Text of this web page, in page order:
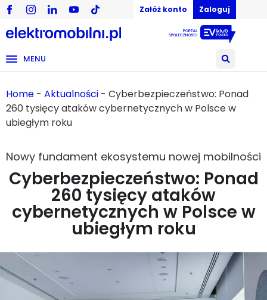
Załóż konto Zaloguj
MENU
Home - Aktualności - Cyberbezpieczeństwo: Ponad
260 tysięcy ataków cybernetycznych w Polsce w
ubiegłym roku
Nowy fundament ekosystemu nowej mobilności
Cyberbezpieczeństwo: Ponad
260 tysięcy ataków
cybernetycznych w Polsce w
ubiegłym roku